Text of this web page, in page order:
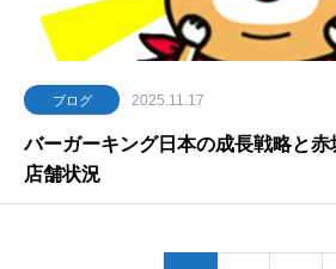
ブログ 2025.11.17
バーガーキング日本の成長戦略と
店舗状況